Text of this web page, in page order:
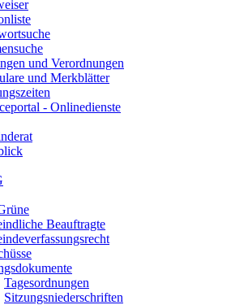
und Verordnungen
und Merkblätter
- Onlinedienste
Beauftragte
Tagesordnungen
Sitzungsniederschriften